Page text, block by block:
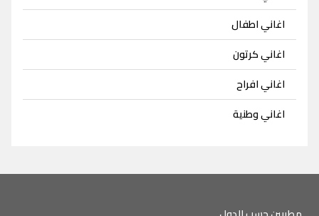
اغاني اطفال
اغاني كرتون
اغاني افراح
اغاني وطنية